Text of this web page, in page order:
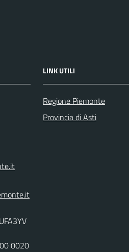
0020
LINK UTILI
Regione Piemonte
Provincia di Asti